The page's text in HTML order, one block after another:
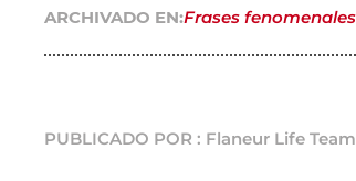
ARCHIVADO EN:Frases fenomenales
PUBLICADO POR : Flaneur Life Team